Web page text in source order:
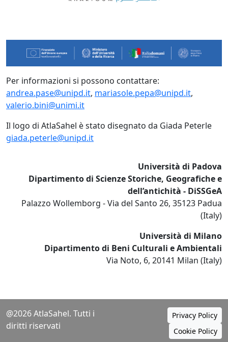
Per informazioni si possono contattare:
andrea.pase@unipd.it, mariasole.pepa@unipd.it,
valerio.bini@unimi.it
Il logo di AtlaSahel è stato disegnato da Giada Peterle
giada.peterle@unipd.it
Università di Padova
Dipartimento di Scienze Storiche, Geografiche e
dell’antichità - DiSSGeA
Palazzo Wollemborg - Via del Santo 26, 35123 Padua
(Italy)
Università di Milano
Dipartimento di Beni Culturali e Ambientali
Via Noto, 6, 20141 Milan (Italy)
@2026 AtlaSahel. Tutti i
diritti riservati
Privacy Policy
Cookie Policy